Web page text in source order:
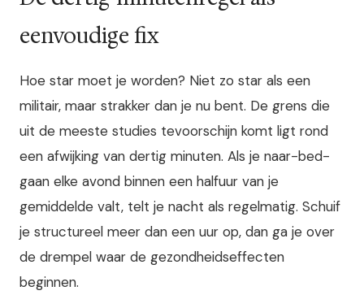
eenvoudige fix
Hoe star moet je worden? Niet zo star als een
militair, maar strakker dan je nu bent. De grens die
uit de meeste studies tevoorschijn komt ligt rond
een afwijking van dertig minuten. Als je naar-bed-
gaan elke avond binnen een halfuur van je
gemiddelde valt, telt je nacht als regelmatig. Schuif
je structureel meer dan een uur op, dan ga je over
de drempel waar de gezondheidseffecten
beginnen.